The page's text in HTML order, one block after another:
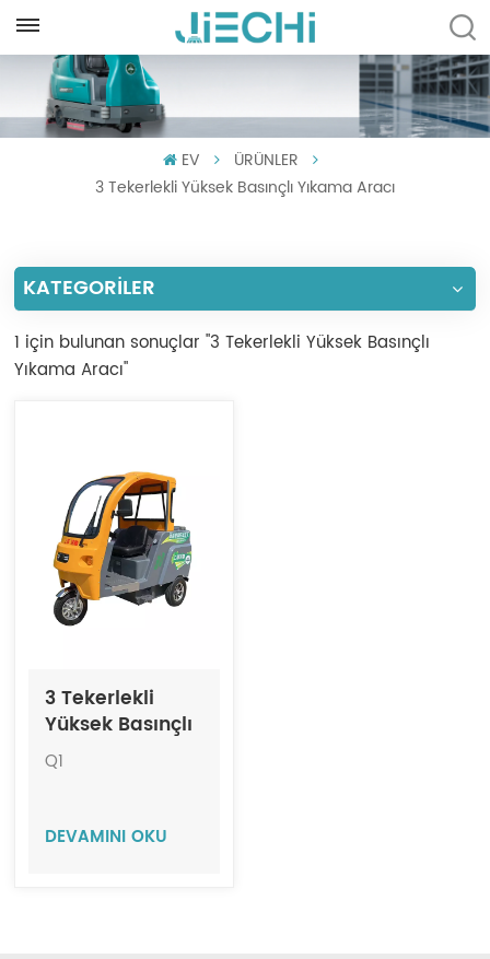
English
Español
Português
العربية
Indonesia
中文
EV
ÜRÜNLER
3 Tekerlekli Yüksek Basınçlı Yıkama Aracı
KATEGORİLER
1 için bulunan sonuçlar "3 Tekerlekli Yüksek Basınçlı
Yıkama Aracı"
3 Tekerlekli
Yüksek Basınçlı
Yıkama Aracı
JIECHI Q1
Q1
DEVAMINI OKU